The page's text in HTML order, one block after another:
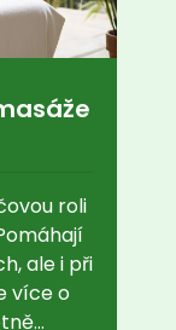
roli
ale i při
více o